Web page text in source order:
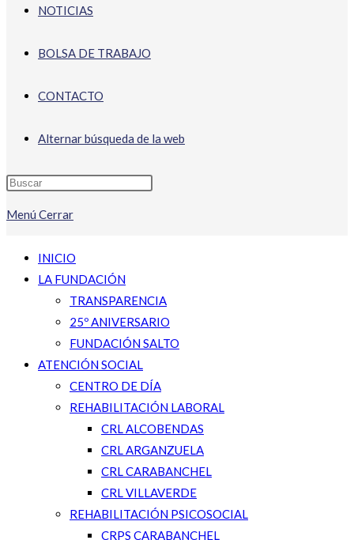
NOTICIAS
BOLSA DE TRABAJO
CONTACTO
Alternar búsqueda de la web
Menú Cerrar
INICIO
LA FUNDACIÓN
TRANSPARENCIA
25º ANIVERSARIO
FUNDACIÓN SALTO
ATENCIÓN SOCIAL
CENTRO DE DÍA
REHABILITACIÓN LABORAL
CRL ALCOBENDAS
CRL ARGANZUELA
CRL CARABANCHEL
CRL VILLAVERDE
REHABILITACIÓN PSICOSOCIAL
CRPS CARABANCHEL